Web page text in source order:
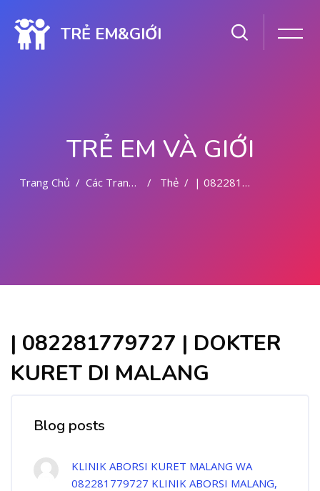
TRẺ EM&GIỚI
TRẺ EM VÀ GIỚI
Trang Chủ Các Trang Của Hệ Thống Thẻ | 082281779727 | DOKTER KURET DI MALANG
| 082281779727 | DOKTER
KURET DI MALANG
Blog posts
KLINIK ABORSI KURET MALANG WA
082281779727 KLINIK ABORSI MALANG,